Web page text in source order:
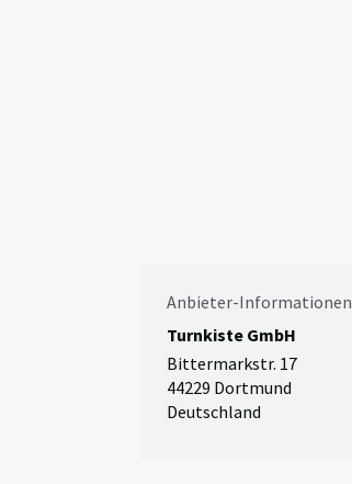
Anbieter-Informationen
Turnkiste GmbH
Bittermarkstr. 17
44229 Dortmund
Deutschland